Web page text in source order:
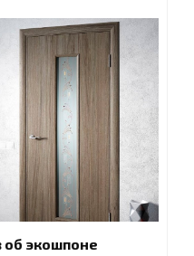
об экошпоне